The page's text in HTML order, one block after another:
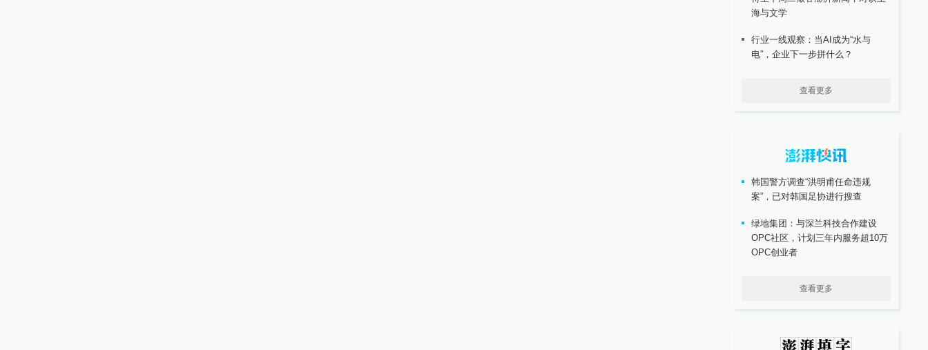
海与文学
行业一线观察：当AI成为“水与
电”，企业下一步拼什么？
查看更多
韩国警方调查“洪明甫任命违规
案”，已对韩国足协进行搜查
绿地集团：与深兰科技合作建设
OPC社区，计划三年内服务超10万
OPC创业者
查看更多